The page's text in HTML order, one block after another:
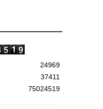
24969
37411
75024519